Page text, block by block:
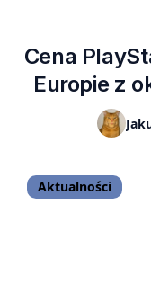
Cena
Europie z
Czy
zaoferują
Aktualności